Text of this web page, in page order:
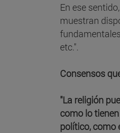
En ese
muestran
etc.".
Consensos
"La religión
como lo
político, como